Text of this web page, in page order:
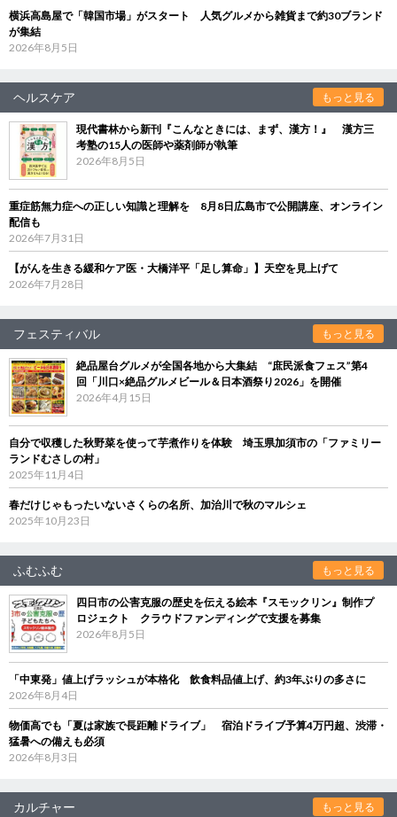
横浜高島屋で「韓国市場」がスタート 人気グルメから雑貨まで約30ブランド
が集結
2026年8月5日
ヘルスケア もっと見る
現代書林から新刊『こんなときには、まず、漢方！』 漢方三
考塾の15人の医師や薬剤師が執筆
2026年8月5日
重症筋無力症への正しい知識と理解を 8月8日広島市で公開講座、オンライン
配信も
2026年7月31日
【がんを生きる緩和ケア医・大橋洋平「足し算命」】天空を見上げて
2026年7月28日
フェスティバル もっと見る
絶品屋台グルメが全国各地から大集結 “庶民派食フェス”第4
回「川口×絶品グルメビール＆日本酒祭り2026」を開催
2026年4月15日
自分で収穫した秋野菜を使って芋煮作りを体験 埼玉県加須市の「ファミリー
ランドむさしの村」
2025年11月4日
春だけじゃもったいないさくらの名所、加治川で秋のマルシェ
2025年10月23日
ふむふむ もっと見る
四日市の公害克服の歴史を伝える絵本『スモックリン』制作プ
ロジェクト クラウドファンディングで支援を募集
2026年8月5日
「中東発」値上げラッシュが本格化 飲食料品値上げ、約3年ぶりの多さに
2026年8月4日
物価高でも「夏は家族で長距離ドライブ」 宿泊ドライブ予算4万円超、渋滞・
猛暑への備えも必須
2026年8月3日
カルチャー もっと見る